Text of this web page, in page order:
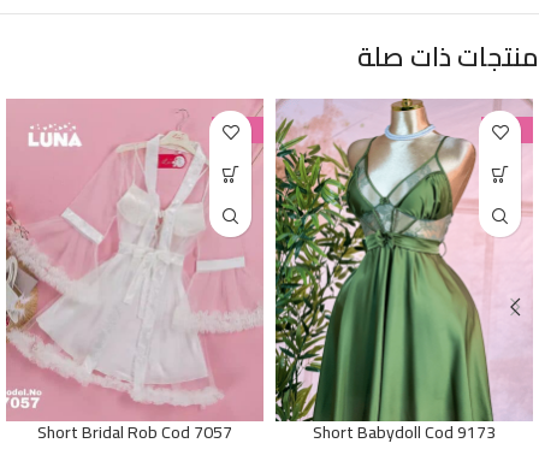
منتجات ذات صلة
-38%
Short Babydoll Cod 9173
-38%
Short Bridal Rob Cod 7057